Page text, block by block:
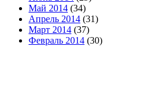
Май 2014 (34)
Апрель 2014 (31)
Март 2014 (37)
Февраль 2014 (30)